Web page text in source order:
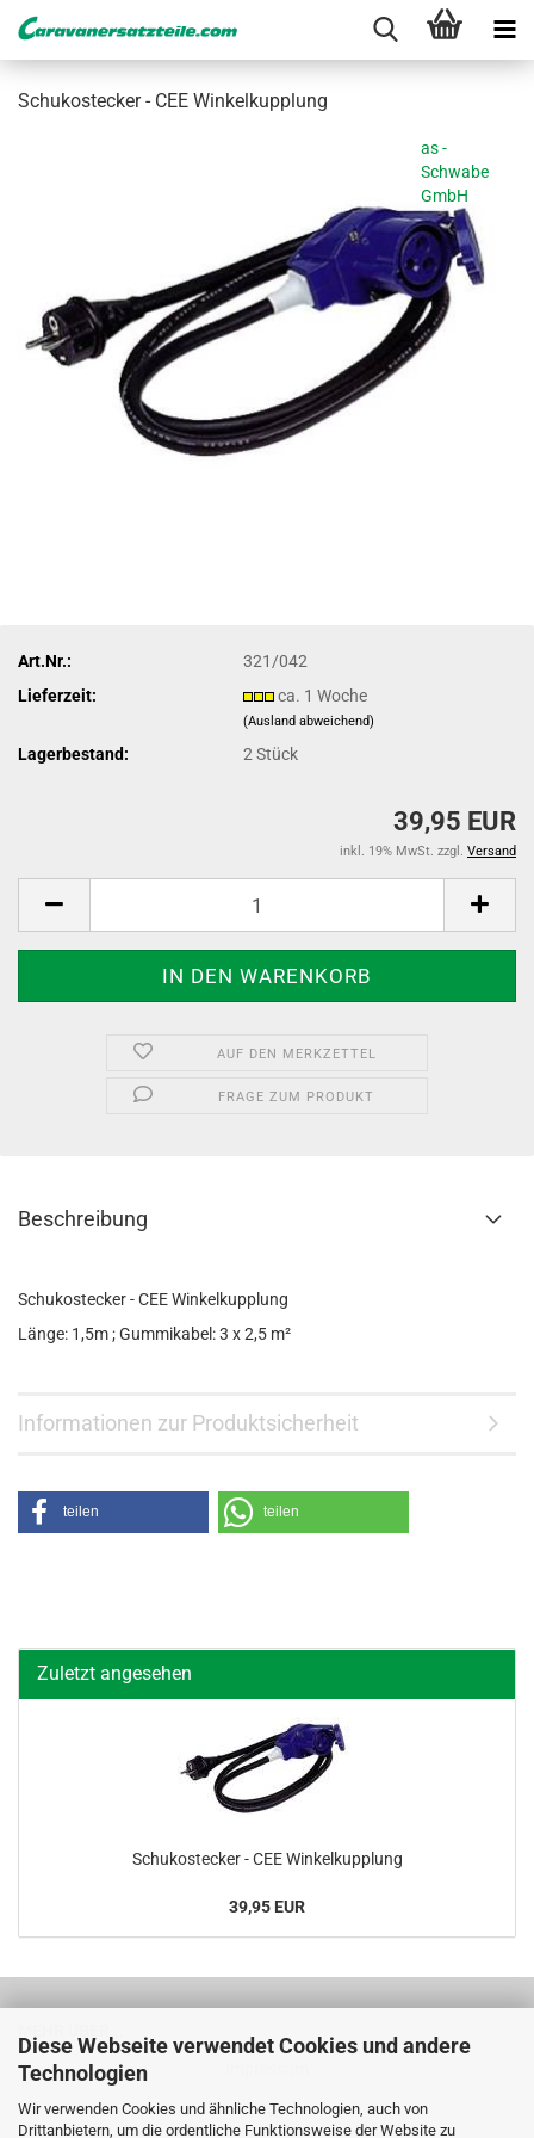
Diese Webseite verwendet Cookies und andere
Technologien
Wir verwenden Cookies und ähnliche Technologien, auch von
Drittanbietern, um die ordentliche Funktionsweise der Website zu
Schu­ko­ste­cker - CEE Win­kel­kupp­lung
as -
Schwabe
GmbH
Art.Nr.:
321/042
Lieferzeit:
ca. 1 Woche
(Ausland abweichend)
Lagerbestand: 2Stück
39,95 EUR
inkl. 19% MwSt. zzgl. Versand
AUF DEN MERKZETTEL
FRAGE ZUM PRODUKT
Beschreibung
Schukostecker - CEE Winkelkupplung
Länge: 1,5m ; Gummikabel: 3 x 2,5 m²
Informationen zur Produktsicherheit
teilen teilen
Zuletzt angesehen
Schu­ko­ste­cker - CEE Win­kel­kupp­lung
39,95 EUR
AGB